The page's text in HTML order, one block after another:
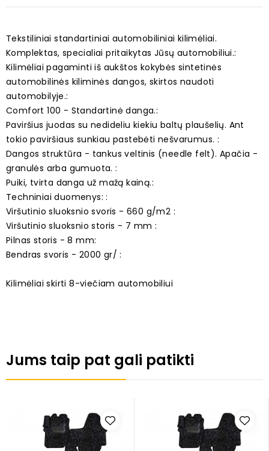
Tekstiliniai standartiniai automobiliniai kilimėliai.
Komplektas, specialiai pritaikytas Jūsų automobiliui.:
Kilimėliai pagaminti iš aukštos kokybės sintetinės
automobilinės kiliminės dangos, skirtos naudoti
automobilyje.:
Comfort 100 - Standartinė danga.:
Paviršius juodas su nedideliu kiekiu baltų plaušelių. Ant
tokio paviršiaus sunkiau pastebėti nešvarumus. :
Dangos struktūra - tankus veltinis (needle felt). Apačia -
granulės arba gumuota. :
Puiki, tvirta danga už mažą kainą.:
Techniniai duomenys: :
Viršutinio sluoksnio svoris - 660 g/m2 :
Viršutinio sluoksnio storis - 7 mm :
Pilnas storis - 8 mm:
Bendras svoris - 2000 gr/ :
Kilimėliai skirti 8-viečiam automobiliui
Jums taip pat gali patikti